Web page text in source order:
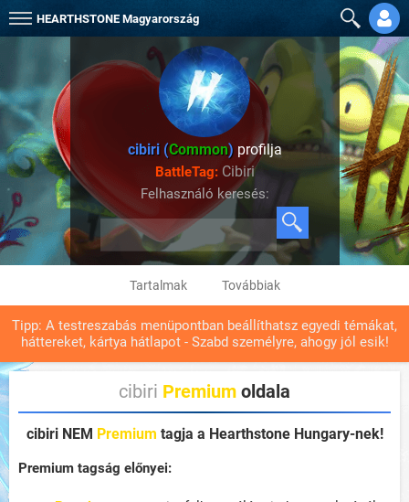
HEARTHSTONE Magyarország
cibiri (Common)profilja
BattleTag:Cibiri
Felhasználó keresés:
Tartalmak Továbbiak
Tipp: A testreszabás menüpontban beállíthatsz egyedi témákat,
háttereket, kártya hátlapot - Szabd személyre, ahogy jól esik!
cibiri Premium oldala
cibiri NEM Premium tagja a Hearthstone Hungary-nek!
Premium tagság előnyei: